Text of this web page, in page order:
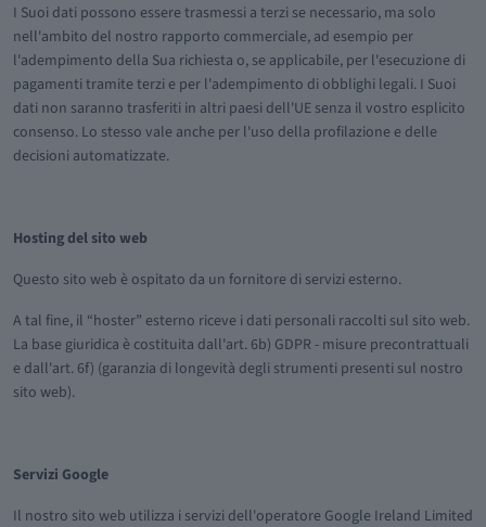
I Suoi dati possono essere trasmessi a terzi se necessario, ma solo
nell'ambito del nostro rapporto commerciale, ad esempio per
l'adempimento della Sua richiesta o, se applicabile, per l'esecuzione di
pagamenti tramite terzi e per l'adempimento di obblighi legali. I Suoi
dati non saranno trasferiti in altri paesi dell'UE senza il vostro esplicito
consenso. Lo stesso vale anche per l'uso della profilazione e delle
decisioni automatizzate.
Hosting del sito web
Questo sito web è ospitato da un fornitore di servizi esterno.
A tal fine, il “hoster” esterno riceve i dati personali raccolti sul sito web.
La base giuridica è costituita dall'art. 6b) GDPR - misure precontrattuali
e dall'art. 6f) (garanzia di longevità degli strumenti presenti sul nostro
sito web).
Servizi Google
Il nostro sito web utilizza i servizi dell'operatore Google Ireland Limited